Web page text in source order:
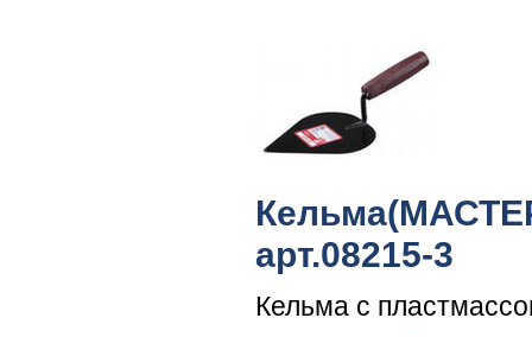
арт.08215-3
Кельма с